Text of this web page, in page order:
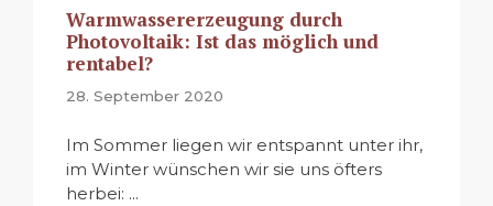
Warmwassererzeugung durch
Photovoltaik: Ist das möglich und
rentabel?
28. September 2020
Im Sommer liegen wir entspannt unter ihr,
im Winter wünschen wir sie uns öfters
herbei: ...